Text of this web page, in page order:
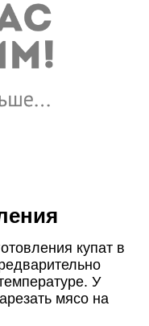
купат в
У
мясо на